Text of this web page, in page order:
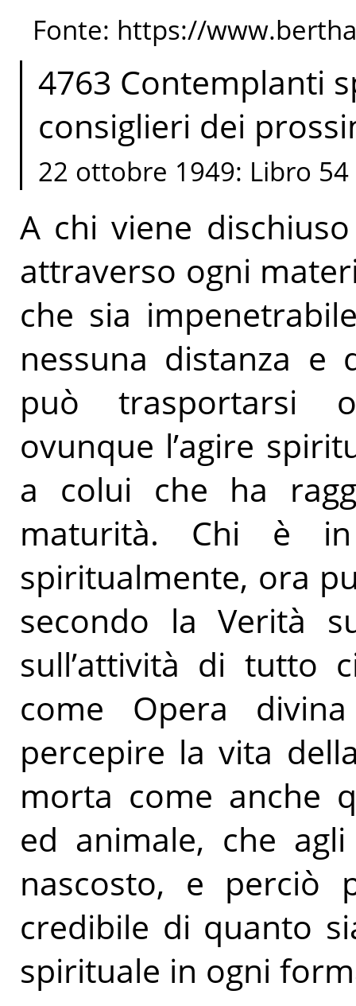
Fonte: https://
4763 Contemplanti
consiglieri dei
22 ottobre 1949: Libro 54
A chi viene
attraverso ogni
che sia
nessuna distanza e
può trasportarsi
ovunque l’agire
a colui che ha
maturità. Chi è
spiritualmente, ora
secondo la Verità
sull’attività di tutto
come Opera
percepire la vita
morta come anche
ed animale, che
nascosto, e perciò
credibile di quanto
spirituale in ogni